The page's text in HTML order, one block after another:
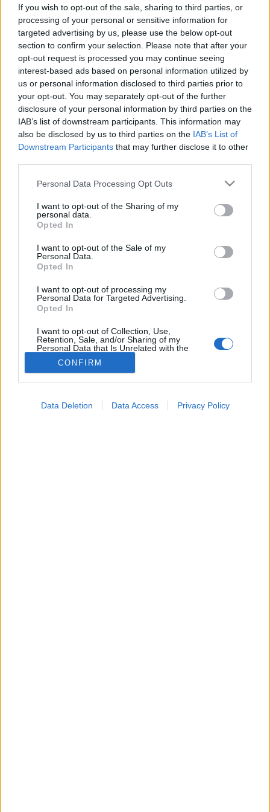
If you wish to opt-out of the sale, sharing to third parties, or
processing of your personal or sensitive information for
targeted advertising by us, please use the below opt-out
section to confirm your selection. Please note that after your
opt-out request is processed you may continue seeing
interest-based ads based on personal information utilized by
us or personal information disclosed to third parties prior to
your opt-out. You may separately opt-out of the further
disclosure of your personal information by third parties on the
IAB’s list of downstream participants. This information may
also be disclosed by us to third parties on the IAB’s List of
Downstream Participants that may further disclose it to other
Please note that this website/app uses one or more Google
not limited to your visit or usage behaviour. You may click to
grant or deny consent to Google and its third-party tags to
use your data for below specified purposes in below Google
consent section.
Personal Data Processing Opt Outs
I want to opt-out of the Sharing of my
personal data.
Opted In
I want to opt-out of the Sale of my
Personal Data.
Opted In
I want to opt-out of processing my
Personal Data for Targeted Advertising.
Opted In
I want to opt-out of Collection, Use,
Retention, Sale, and/or Sharing of my
Personal Data that Is Unrelated with the
Purposes for which it was collected.
Opted Out
CONFIRM
Data Deletion Data Access Privacy Policy
nagyon fáj - mit tegyek? Az orvos
válaszol
Orvos válaszol
2026. május 20. 15:24